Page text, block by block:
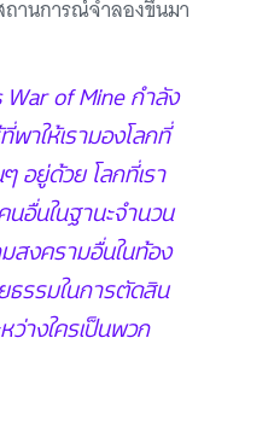
ถานการณ์จำลองขึ้นมา
of Mine กำลัง
พาให้เรามองโลกที่
อยู่ด้วย โลกที่เรา
อื่นในฐานะจำนวน
มสงครามอื่นในท้อง
ธรรมในการตัดสิน
ว่างใครเป็นพวก